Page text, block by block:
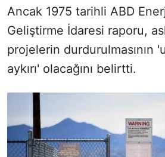
Ancak 1975 tarihli ABD
Geliştirme İdaresi raporu,
projelerin durdurulmasının
aykırı' olacağını belirtti.